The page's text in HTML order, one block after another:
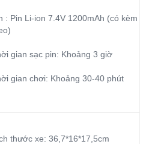
: Pin Li-ion 7.4V 1200mAh (có kèm
gian sạc pin: Khoảng 3 giờ
gian chơi: Khoảng 30-40 phút
thước xe: 36,7*16*17,5cm